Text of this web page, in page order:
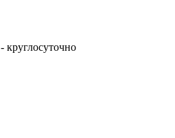
- круглосуточно